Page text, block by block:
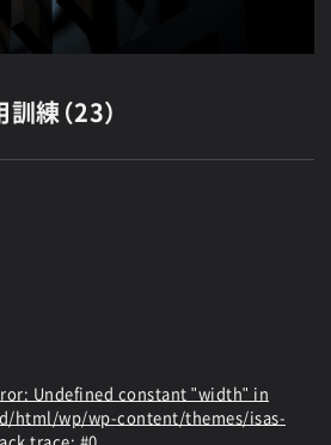
練（23）
Undefined constant "width" in
html/wp/wp-content/themes/isas-